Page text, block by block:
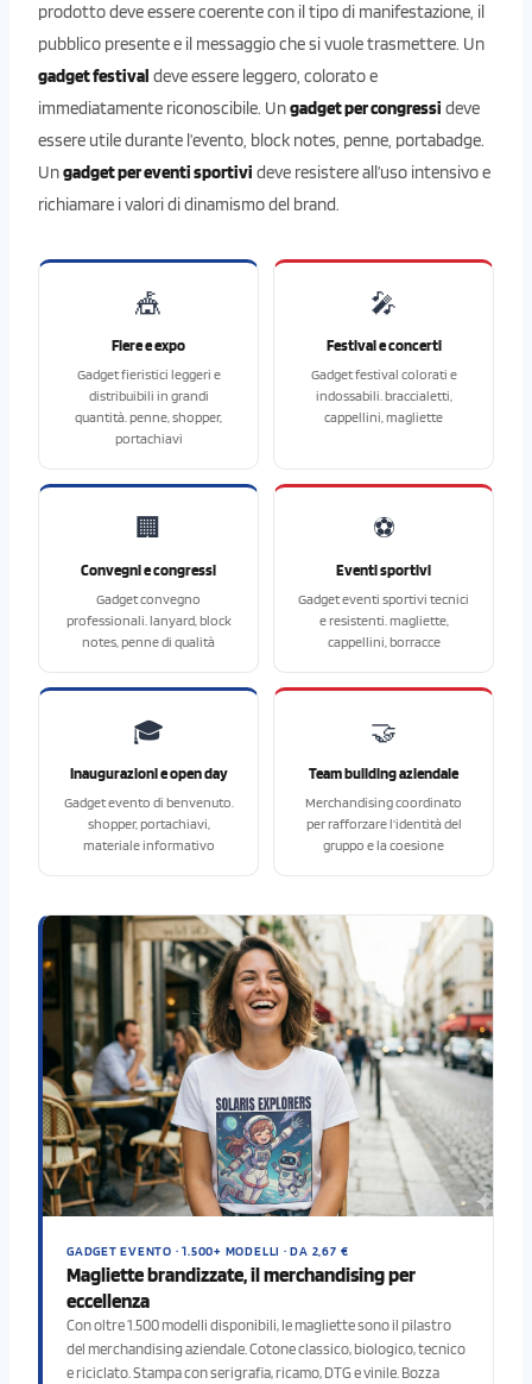
prodotto deve essere coerente con il tipo di manifestazione, il
pubblico presente e il messaggio che si vuole trasmettere. Un
gadget festival deve essere leggero, colorato e
immediatamente riconoscibile. Ungadget per congressi deve
essere utile durante l’evento, block notes, penne, portabadge.
Ungadget per eventi sportivi deve resistere all’uso intensivo e
richiamare i valori di dinamismo del brand.
🎪
Fiere e expo
Gadget fieristici leggeri e
distribuibili in grandi
quantità. penne, shopper,
portachiavi
🎤
Festival e concerti
Gadget festival colorati e
indossabili. braccialetti,
cappellini, magliette
🏢
Convegni e congressi
Gadget convegno
professionali. lanyard, block
notes, penne di qualità
⚽
Eventi sportivi
Gadget eventi sportivi tecnici
e resistenti. magliette,
cappellini, borracce
🎓
Inaugurazioni e open day
Gadget evento di benvenuto.
shopper, portachiavi,
materiale informativo
🤝
Team building aziendale
Merchandising coordinato
per rafforzare l’identità del
gruppo e la coesione
GADGET EVENTO · 1.500+ MODELLI · DA 2,67 €
Magliette brandizzate, il merchandising per
eccellenza
Con oltre 1.500 modelli disponibili, le magliette sono il pilastro
del merchandising aziendale. Cotone classico, biologico, tecnico
e riciclato. Stampa con serigrafia, ricamo, DTG e vinile. Bozza